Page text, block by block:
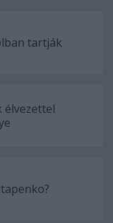
tartják
élvezettel